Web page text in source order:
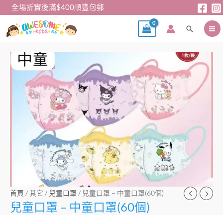
全場折實後滿$400順豐包郵
搜
首頁 /其它 / 兒童口罩 / 兒童口罩 – 中童口罩(60個)
兒童口罩 – 中童口罩(60個)
兒
童
數
量